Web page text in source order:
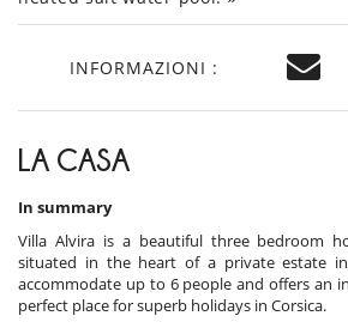
INFORMAZIONI :
LA CASA
In summary
Villa Alvira is a beautiful three bedroom
situated in the heart of a private estate
accommodate up to 6 people and offers an
perfect place for superb holidays in Corsica.